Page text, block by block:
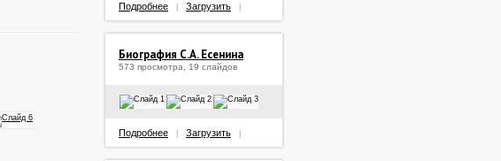
Подробнее Загрузить
Биография С.А. Есенина
573 просмотра, 19 слайдов
Подробнее Загрузить